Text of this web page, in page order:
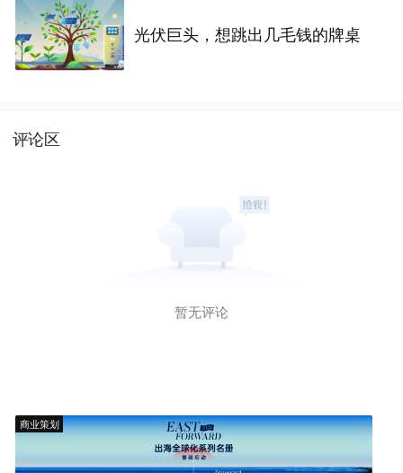
光伏巨头，想跳出几毛钱的牌桌
评论区
暂无评论
商业策划